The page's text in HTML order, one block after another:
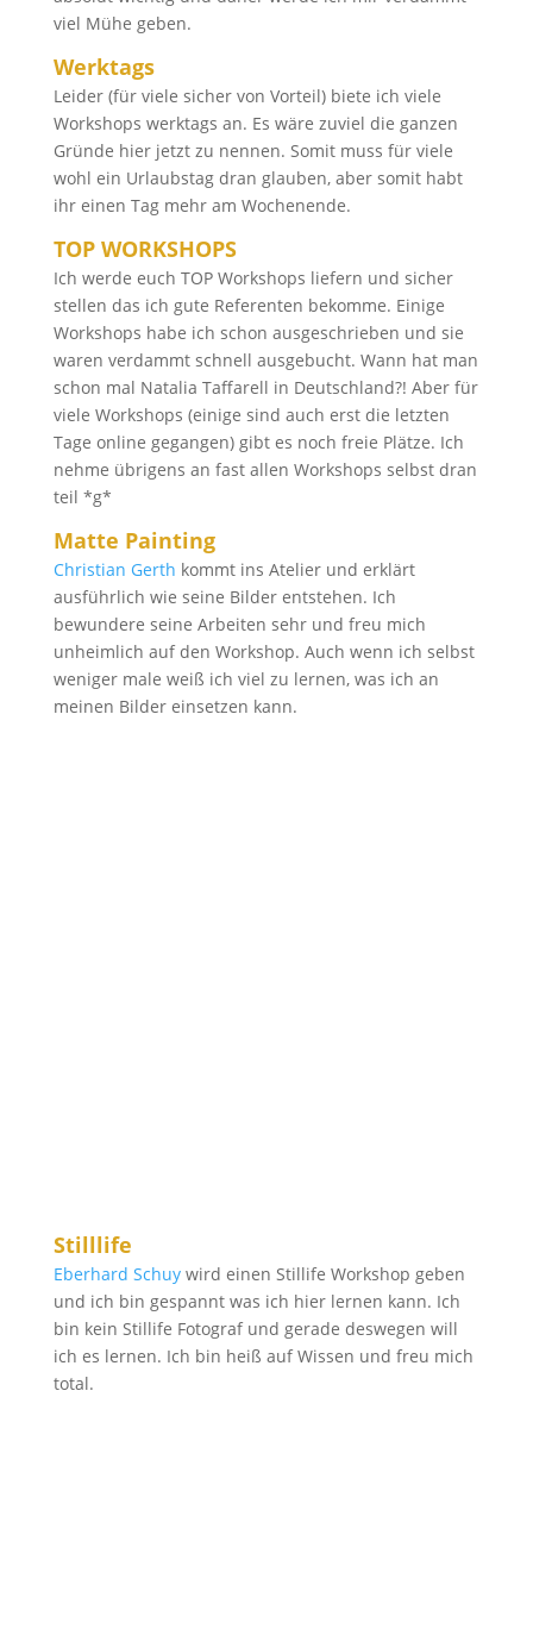
viel Mühe geben.
Werktags
Leider (für viele sicher von Vorteil) biete ich viele
Workshops werktags an. Es wäre zuviel die ganzen
Gründe hier jetzt zu nennen. Somit muss für viele
wohl ein Urlaubstag dran glauben, aber somit habt
ihr einen Tag mehr am Wochenende.
TOP WORKSHOPS
Ich werde euch TOP Workshops liefern und sicher
stellen das ich gute Referenten bekomme. Einige
Workshops habe ich schon ausgeschrieben und sie
waren verdammt schnell ausgebucht. Wann hat man
schon mal Natalia Taffarell in Deutschland?! Aber für
viele Workshops (einige sind auch erst die letzten
Tage online gegangen) gibt es noch freie Plätze. Ich
nehme übrigens an fast allen Workshops selbst dran
teil *g*
Matte Painting
Christian Gerth kommt ins Atelier und erklärt
ausführlich wie seine Bilder entstehen. Ich
bewundere seine Arbeiten sehr und freu mich
unheimlich auf den Workshop. Auch wenn ich selbst
weniger male weiß ich viel zu lernen, was ich an
meinen Bilder einsetzen kann.
Stilllife
Eberhard Schuywird einen Stillife Workshop geben
und ich bin gespannt was ich hier lernen kann. Ich
bin kein Stillife Fotograf und gerade deswegen will
ich es lernen. Ich bin heiß auf Wissen und freu mich
total.